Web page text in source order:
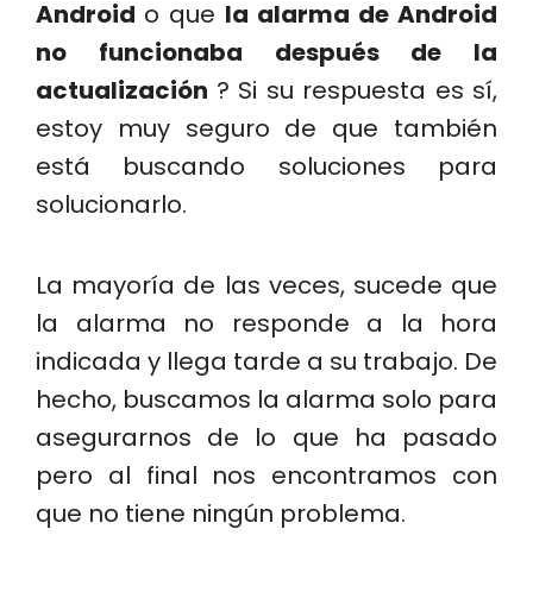
Android o que la alarma de Android
no funcionaba después de la
actualización ? Si su respuesta es sí,
estoy muy seguro de que también
está buscando soluciones para
solucionarlo.
La mayoría de las veces, sucede que
la alarma no responde a la hora
indicada y llega tarde a su trabajo. De
hecho, buscamos la alarma solo para
asegurarnos de lo que ha pasado
pero al final nos encontramos con
que no tiene ningún problema.